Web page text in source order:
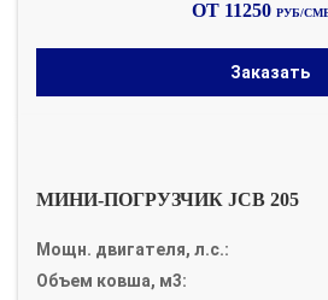
ОТ 11250 РУБ/
Заказать
МИНИ-ПОГРУЗЧИК JCB 205
Мощн. двигателя, л.с.:
Объем ковша, м3: